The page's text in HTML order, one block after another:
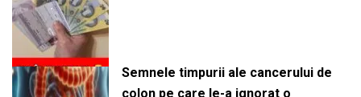
Semnele timpurii ale cancerului de
colon pe care le-a ignorat o